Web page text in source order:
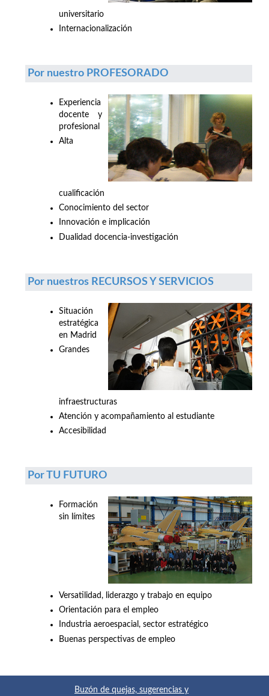
universitario
Internacionalización
Por nuestro PROFESORADO
Experiencia
docente y
profesional
Alta
cualificación
Conocimiento del sector
Innovación e implicación
Dualidad docencia-investigación
Por nuestros RECURSOS Y SERVICIOS
Situación
estratégica
en Madrid
Grandes
infraestructuras
Atención y acompañamiento al estudiante
Accesibilidad
Por TU FUTURO
Formación
sin límites
Versatilidad, liderazgo y trabajo en equipo
Orientación para el empleo
Industria aeroespacial, sector estratégico
Buenas perspectivas de empleo
Buzón de quejas, sugerencias y